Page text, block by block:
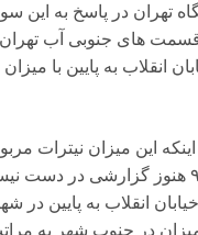
تهران در پاسخ به این
های جنوبی آب تهران
انقلاب به پایین با میزان
است و در سال ۹۵ هنوز گزارشی در
در جنوب شهر به مراتب